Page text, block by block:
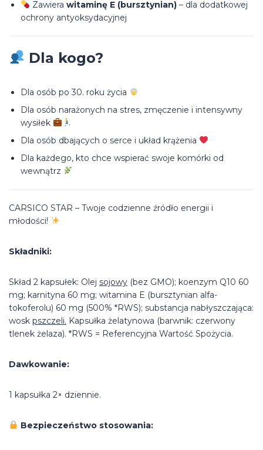
Zawiera witaminę E (bursztynian)– dla dodatkowej
ochrony antyoksydacyjnej
Dla kogo?
Dla osób po 30. roku życia
Dla osób narażonych na stres, zmęczenie i intensywny
wysiłek
Dla osób dbających o serce i układ krążenia
Dla każdego, kto chce wspierać swoje komórki od
wewnątrz
CARSICO STAR – Twoje codzienne źródło energii i
młodości!
Składniki:
Skład 2 kapsułek: Olej sojowy (bez GMO); koenzym Q10 60
mg; karnityna 60 mg; witamina E (bursztynian alfa-
tokoferolu) 60 mg (500% *RWS); substancja nabłyszczająca:
wosk pszczeli. Kapsułka żelatynowa (barwnik: czerwony
tlenek żelaza). *RWS = Referencyjna Wartość Spożycia.
Dawkowanie:
1 kapsułka 2× dziennie.
Bezpieczeństwo stosowania: